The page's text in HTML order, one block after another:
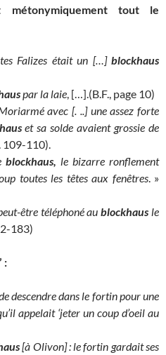
métonymiquement tout le
Falizes était un […] blockhaus
par la laie, […].(B.F., page 10)
avec [. ..] une assez forte
et sa solde avaient grossie de
109-110).
blockhaus, le bizarre ronflement
toutes les têtes aux fenêtres. »
être téléphoné aublockhaus le
183)
:
descendre dans le fortin pour une
appelait ‘jeter un coup d’oeil au
[à Olivon] : le fortin gardait ses